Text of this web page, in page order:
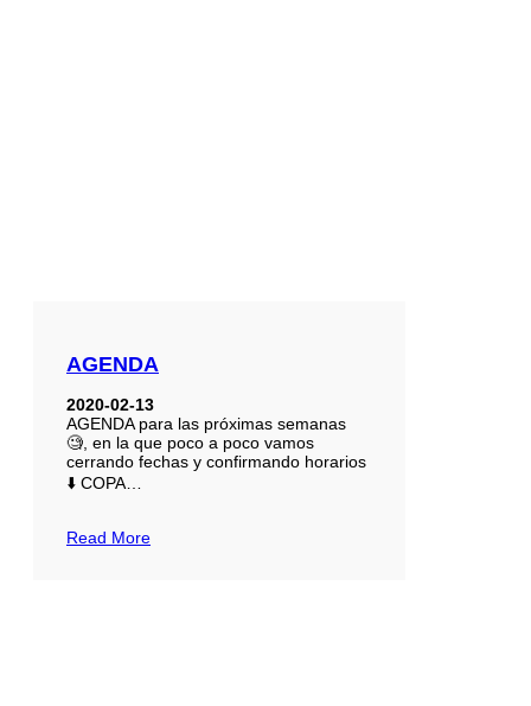
AGENDA
2020-02-13
AGENDA para las próximas semanas
🧐, en la que poco a poco vamos
cerrando fechas y confirmando horarios
⬇️ COPA…
Read More